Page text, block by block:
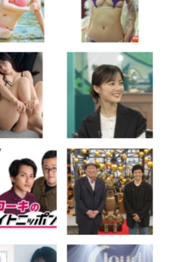
もやもやイライラしてしまう
そして「本当はそういうこと
んだけどな」と思うところま
て誰もが感じたことあると思
た新しい感情と向き合うこと
る“人間らしさ”を加える1つ
いでしょうか。そんな心の変
ミングに演じてくださってい
もイライラしている西園寺さ
い。これはやはり、若菜さん
られる楠見もとてもかわいい
ますが、それって、西園寺さ